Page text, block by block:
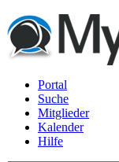
Portal
Suche
Mitglieder
Kalender
Hilfe